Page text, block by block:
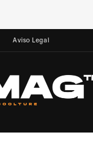
Aviso Legal